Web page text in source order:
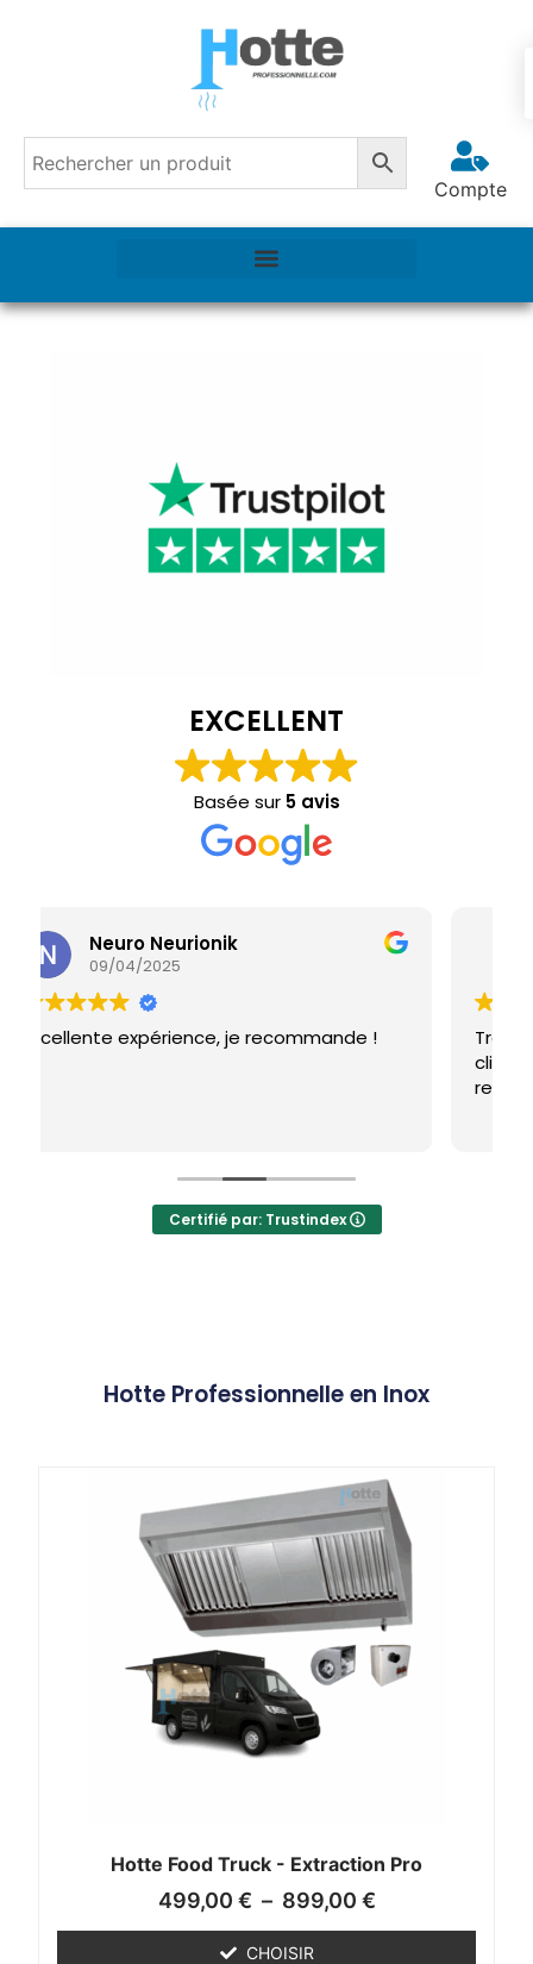
Compte
EXCELLENT
Basée sur 5 avis
Daniel RHUM
03/04/2025
Très satisfait des produits ! Super service
Certifié par: Trustindex
Hotte Professionnelle en Inox
Hotte Food Truck - Extraction Pro
499,00 € – 899,00 €
CHOISIR